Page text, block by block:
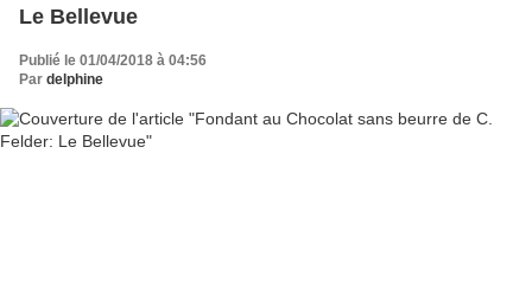
Le Bellevue
Publié le 01/04/2018 à 04:56
Par delphine